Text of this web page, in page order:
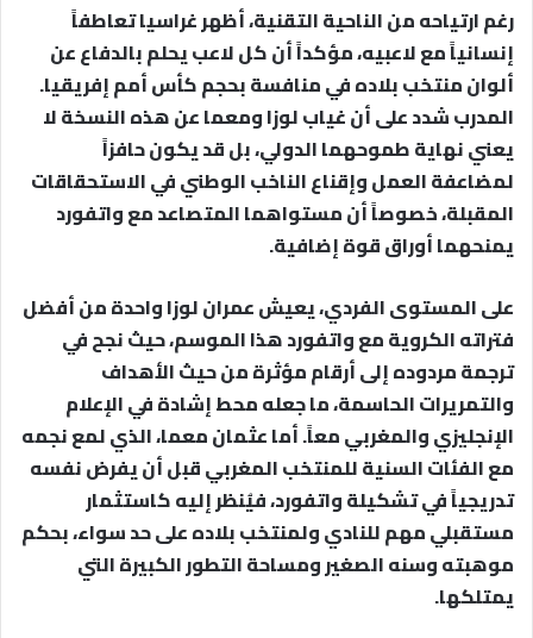
رغم ارتياحه من الناحية التقنية، أظهر غراسيا تعاطفاً
إنسانياً مع لاعبيه، مؤكداً أن كل لاعب يحلم بالدفاع عن
ألوان منتخب بلاده في منافسة بحجم كأس أمم إفريقيا.
المدرب شدد على أن غياب لوزا ومعما عن هذه النسخة لا
يعني نهاية طموحهما الدولي، بل قد يكون حافزاً
لمضاعفة العمل وإقناع الناخب الوطني في الاستحقاقات
المقبلة، خصوصاً أن مستواهما المتصاعد مع واتفورد
يمنحهما أوراق قوة إضافية.​
على المستوى الفردي، يعيش عمران لوزا واحدة من أفضل
فتراته الكروية مع واتفورد هذا الموسم، حيث نجح في
ترجمة مردوده إلى أرقام مؤثرة من حيث الأهداف
والتمريرات الحاسمة، ما جعله محط إشادة في الإعلام
الإنجليزي والمغربي معاً. أما عثمان معما، الذي لمع نجمه
مع الفئات السنية للمنتخب المغربي قبل أن يفرض نفسه
تدريجياً في تشكيلة واتفورد، فيُنظر إليه كاستثمار
مستقبلي مهم للنادي ولمنتخب بلاده على حد سواء، بحكم
موهبته وسنه الصغير ومساحة التطور الكبيرة التي
يمتلكها.​